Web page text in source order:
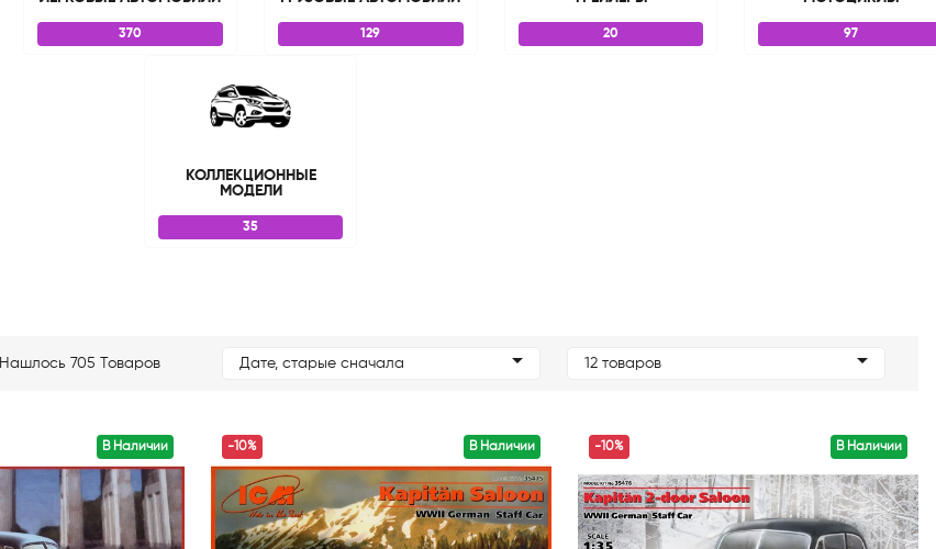
370 129 20 97
КОЛЛЕКЦИОННЫЕ
МОДЕЛИ
35
Нашлось 705 Товаров Дате, старые сначала 12 товаров
В Наличии В Наличии
-10% В Наличии
-10%